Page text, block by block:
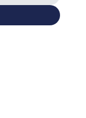
NL